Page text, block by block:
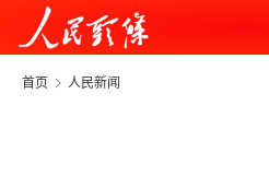
首页 人民新闻